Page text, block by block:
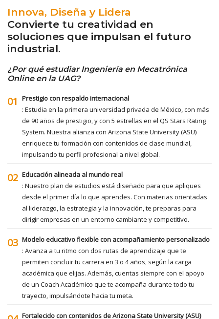
Innova, Diseña y Lidera
Convierte tu creatividad en
soluciones que impulsan el futuro
industrial.
¿Por qué estudiar Ingeniería en Mecatrónica
Online en la UAG?
01
Prestigio con respaldo internacional
: Estudia en la primera universidad privada de México, con más
de 90 años de prestigio, y con 5 estrellas en el QS Stars Rating
System. Nuestra alianza con Arizona State University (ASU)
enriquece tu formación con contenidos de clase mundial,
impulsando tu perfil profesional a nivel global.
02 Educación alineada al mundo real
: Nuestro plan de estudios está diseñado para que apliques
desde el primer día lo que aprendes. Con materias orientadas
al liderazgo, la estrategia y la innovación, te preparas para
dirigir empresas en un entorno cambiante y competitivo.
03 Modelo educativo flexible con acompañamiento personalizado
: Avanza a tu ritmo con dos rutas de aprendizaje que te
permiten concluir tu carrera en 3 o 4 años, según la carga
académica que elijas. Además, cuentas siempre con el apoyo
de un Coach Académico que te acompaña durante todo tu
trayecto, impulsándote hacia tu meta.
Fortalecido con contenidos de Arizona State University (ASU)